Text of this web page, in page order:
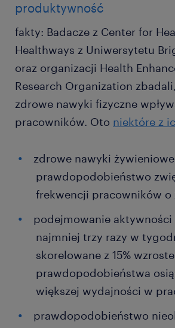
produktywność
fakty: Badacze z Center for
Healthways z Uniwersytetu
oraz organizacji Health
Research Organization
zdrowe nawyki fizyczne
pracowników. Oto niektóre z
zdrowe nawyki
prawdopodobieństwo
frekwencji pracowników o
podejmowanie aktywności
najmniej trzy razy w
skorelowane z 15%
prawdopodobieństwa
większej wydajności w
prawdopodobieństwo